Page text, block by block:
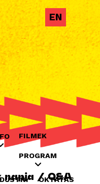
FILMEK
PROGRAM
OKTATÁS
napja / Q&A
EN